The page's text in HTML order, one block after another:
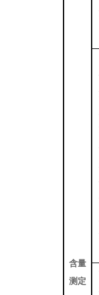
含量
测定